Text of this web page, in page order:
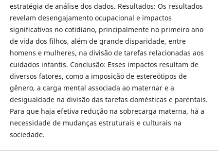
estratégia de análise dos dados. Resultados: Os resultados
revelam desengajamento ocupacional e impactos
significativos no cotidiano, principalmente no primeiro ano
de vida dos filhos, além de grande disparidade, entre
homens e mulheres, na divisão de tarefas relacionadas aos
cuidados infantis. Conclusão: Esses impactos resultam de
diversos fatores, como a imposição de estereótipos de
gênero, a carga mental associada ao maternar e a
desigualdade na divisão das tarefas domésticas e parentais.
Para que haja efetiva redução na sobrecarga materna, há a
necessidade de mudanças estruturais e culturais na
sociedade.